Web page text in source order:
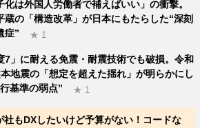
化は外国人労働者で補えばいい」の衝撃。
蔵の「構造改革」が日本にもたらした“深刻
症”
★ 1
7」に耐える免震・耐震技術でも破損。令和
地震の「想定を超えた揺れ」が明らかにし
基準の弱点”
★ 1
社もDXしたいけど予算がない！コードな